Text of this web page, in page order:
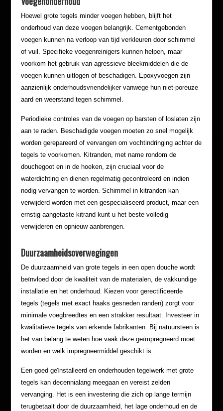
Hoewel grote tegels minder voegen hebben, blijft het
onderhoud van deze voegen belangrijk. Cementgebonden
voegen kunnen na verloop van tijd verkleuren door schimmel
of vuil. Specifieke voegenreinigers kunnen helpen, maar
voorkom het gebruik van agressieve bleekmiddelen die de
voegen kunnen uitlogen of beschadigen. Epoxyvoegen zijn
aanzienlijk onderhoudsvriendelijker vanwege hun niet-poreuze
aard en weerstand tegen schimmel.
Periodieke controles van de voegen op barsten of loslaten zijn
aan te raden. Beschadigde voegen moeten zo snel mogelijk
worden gerepareerd of vervangen om vochtindringing achter de
tegels te voorkomen. Kitranden, met name rondom de
douchegoot en in de hoeken, zijn cruciaal voor de
waterdichting en dienen regelmatig gecontroleerd en indien
nodig vervangen te worden. Schimmel in kitranden kan
verwijderd worden met een gespecialiseerd product, maar een
ernstig aangetaste kitrand kunt u het beste volledig
verwijderen en opnieuw aanbrengen.
Duurzaamheidsoverwegingen
De duurzaamheid van grote tegels in een open douche wordt
beïnvloed door de kwaliteit van de materialen, de vakkundige
installatie en het onderhoud. Kiezen voor gerectificeerde
tegels (tegels met exact haaks gesneden randen) zorgt voor
minimale voegbreedtes en een strakker resultaat. Investeer in
kwalitatieve tegels van erkende fabrikanten. Bij natuursteen is
het van belang te weten hoe vaak deze geïmpregneerd moet
worden en welk impregneermiddel geschikt is.
Een goed geïnstalleerd en onderhouden tegelwerk met grote
tegels kan decennialang meegaan en vereist zelden
vervanging. Het is een investering die zich op lange termijn
terugbetaalt door de duurzaamheid, het lage onderhoud en de